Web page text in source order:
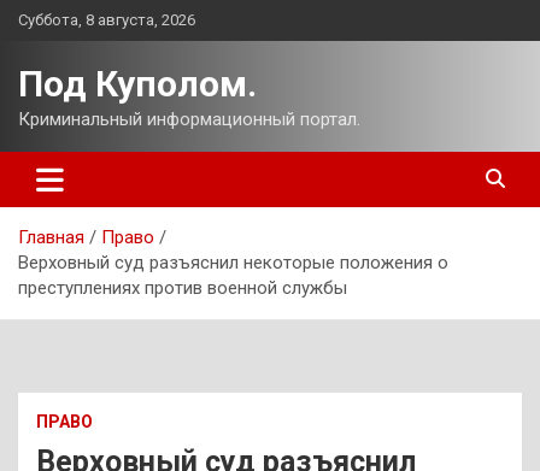
Перейти
Суббота, 8 августа, 2026
Под Куполом.
Криминальный информационный портал.
Главная
Право
Верховный суд разъяснил некоторые положения о
преступлениях против военной службы
ПРАВО
Верховный суд разъяснил